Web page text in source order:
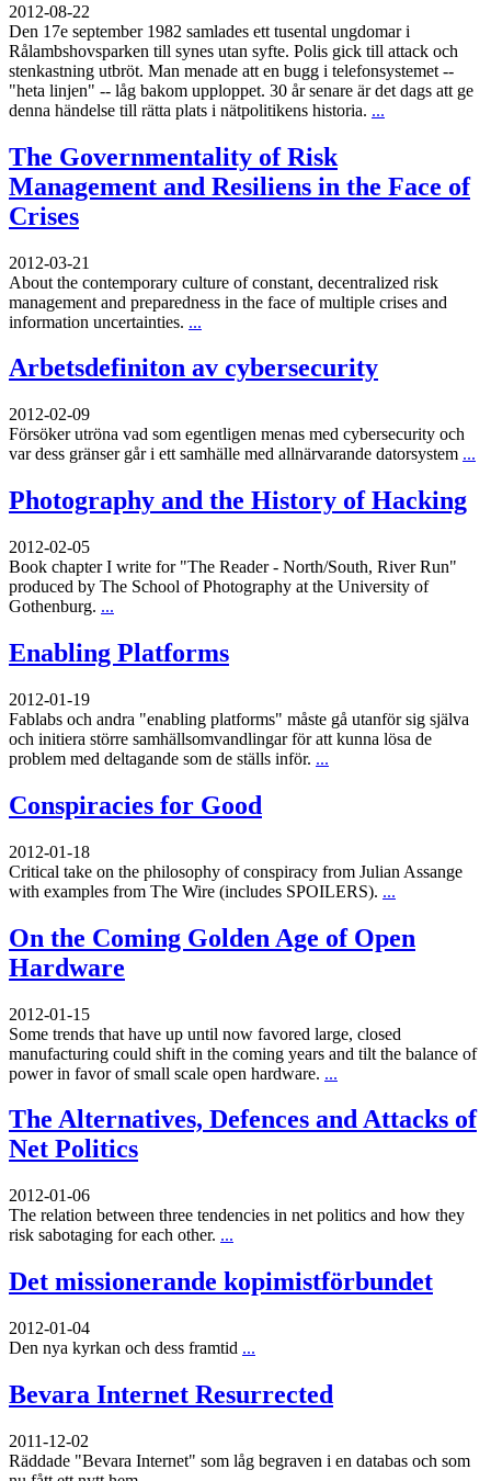
2012-08-22
Den 17e september 1982 samlades ett tusental ungdomar i
Rålambshovsparken till synes utan syfte. Polis gick till attack och
stenkastning utbröt. Man menade att en bugg i telefonsystemet --
"heta linjen" -- låg bakom upploppet. 30 år senare är det dags att ge
denna händelse till rätta plats i nätpolitikens historia. ...
The Governmentality of Risk
Management and Resiliens in the Face of
Crises
2012-03-21
About the contemporary culture of constant, decentralized risk
management and preparedness in the face of multiple crises and
information uncertainties. ...
Arbetsdefiniton av cybersecurity
2012-02-09
Försöker utröna vad som egentligen menas med cybersecurity och
var dess gränser går i ett samhälle med allnärvarande datorsystem ...
Photography and the History of Hacking
2012-02-05
Book chapter I write for "The Reader - North/South, River Run"
produced by The School of Photography at the University of
Gothenburg. ...
Enabling Platforms
2012-01-19
Fablabs och andra "enabling platforms" måste gå utanför sig själva
och initiera större samhällsomvandlingar för att kunna lösa de
problem med deltagande som de ställs inför. ...
Conspiracies for Good
2012-01-18
Critical take on the philosophy of conspiracy from Julian Assange
with examples from The Wire (includes SPOILERS). ...
On the Coming Golden Age of Open
Hardware
2012-01-15
Some trends that have up until now favored large, closed
manufacturing could shift in the coming years and tilt the balance of
power in favor of small scale open hardware. ...
The Alternatives, Defences and Attacks of
Net Politics
2012-01-06
The relation between three tendencies in net politics and how they
risk sabotaging for each other. ...
Det missionerande kopimistförbundet
2012-01-04
Den nya kyrkan och dess framtid ...
Bevara Internet Resurrected
2011-12-02
Räddade "Bevara Internet" som låg begraven i en databas och som